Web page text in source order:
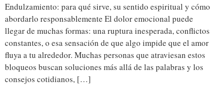
Endulzamiento: para qué sirve, su sentido espiritual y cómo
abordarlo responsablemente El dolor emocional puede
llegar de muchas formas: una ruptura inesperada, conflictos
constantes, o esa sensación de que algo impide que el amor
fluya a tu alrededor. Muchas personas que atraviesan estos
bloqueos buscan soluciones más allá de las palabras y los
consejos cotidianos, […]